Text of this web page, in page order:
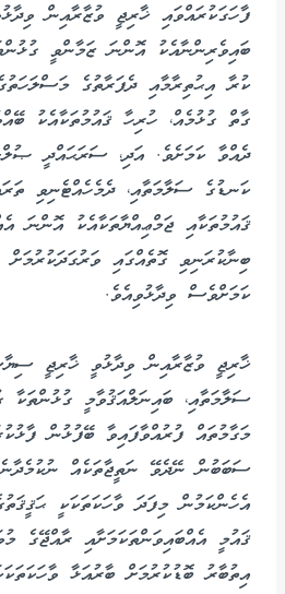
ފާހަގަކުރައްވައި ޚާރިޖީ ވުޒާރާއިން
ބައިވެރިންނާއެކު އޮންނަ ޒަމާންވީ
ކުރާ އިޙުތިރާމާއި ދެފަރާތުގެ
ގާތް ގުޅުމެއް، ހުރިހާ ޤައުމުތަކާއެކު
ދެއްވާ ކަމަށެވެ. އަދި، ސަރަޙައްދީ
ކަނޑުގެ ސަލާމަތާއި، ދެމެހެއްޓެނިވި
ޤައުމުތަކާއި ޖަމްޢިއްޔާތަކާއެކު އޮންނަ
ބިނާކުރަނިވި ގޮތެއްގައި
ކަމަށްވެސް ވިދާޅުވިއެވެ.
ޚާރިޖީ ވުޒާރާއިން ވިދާޅުވީ ޚާރިޖީ
ސަލާމަތާއި، ބައިނަލްއަޤުވާމީ ގުޅުންތަކާ
މަގާމުތައް ފުރުއްވާފައިވާ ބޭފުޅުން
ސަބަބުން ނޭދެވޭ ނަތީޖާތަކެއް
އެހެންކަމުން މިފަދަ ވާހަކަތަކަކީ
ޤައުމީ އެއްބައިވަންތަކަމަށާއި ރާއްޖޭގެ
އިތުބާރު ބޮޑުކުރުމަށް ބާރުއަޅާ